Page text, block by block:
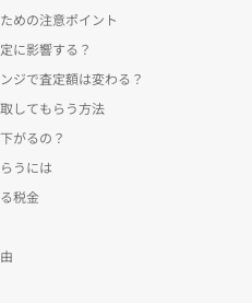
めの注意ポイント
に影響する？
ジで査定額は変わる？
してもらう方法
がるの？
うには
税金